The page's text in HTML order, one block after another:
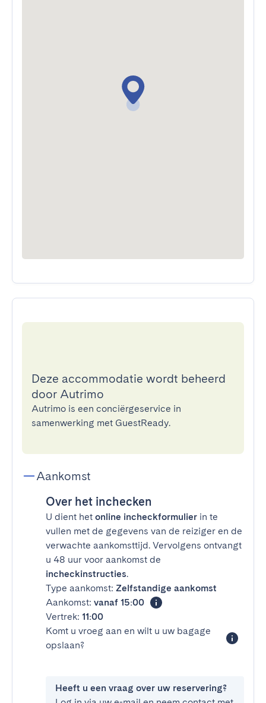
Deze accommodatie wordt beheerd
door Autrimo
Autrimo is een conciërgeservice in
samenwerking met GuestReady.
Aankomst
Over het inchecken
U dient het online incheckformulier in te
vullen met de gegevens van de reiziger en de
verwachte aankomsttijd. Vervolgens ontvangt
u 48 uur voor aankomst de
incheckinstructies.
Type aankomst: Zelfstandige aankomst
Aankomst: vanaf 15:00
Vertrek: 11:00
Komt u vroeg aan en wilt u uw bagage
opslaan?
Heeft u een vraag over uw reservering?